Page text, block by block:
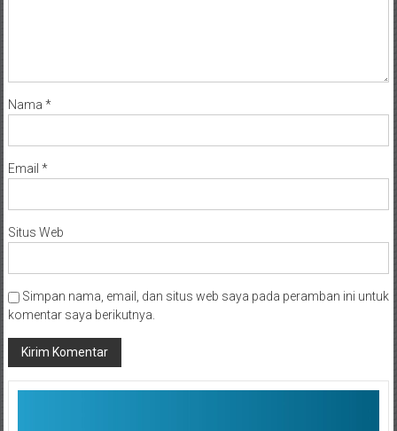
Nama*
Email*
Situs Web
Simpan nama, email, dan situs web saya pada peramban ini untuk
komentar saya berikutnya.